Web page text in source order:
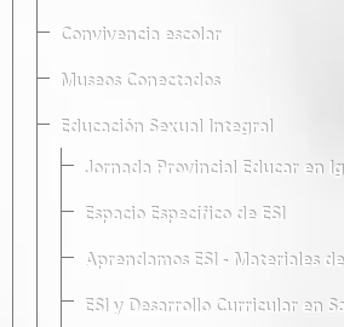
Convivencia escolar
Museos Conectados
Educación Sexual Integral
Jornada Provincial Educar en
Espacio Específico de ESI
Aprendamos ESI - Materiales
ESI y Desarrollo Curricular en